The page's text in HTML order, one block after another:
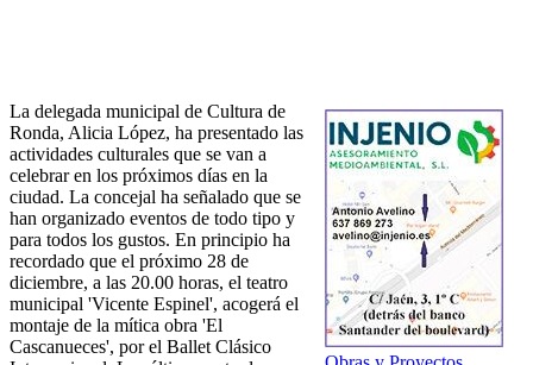
La delegada municipal de Cultura de
Ronda, Alicia López, ha presentado las
actividades culturales que se van a
celebrar en los próximos días en la
ciudad. La concejal ha señalado que se
han organizado eventos de todo tipo y
para todos los gustos. En principio ha
recordado que el próximo 28 de
diciembre, a las 20.00 horas, el teatro
municipal 'Vicente Espinel', acogerá el
montaje de la mítica obra 'El
Cascanueces', por el Ballet Clásico